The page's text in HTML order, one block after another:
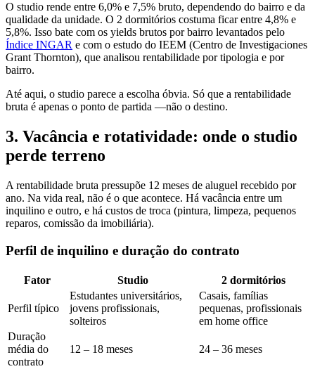
O studio rende entre 6,0% e 7,5% bruto, dependendo do bairro e da
qualidade da unidade. O 2 dormitórios costuma ficar entre 4,8% e
5,8%. Isso bate com os yields brutos por bairro levantados pelo
Índice INGAR e com o estudo do IEEM (Centro de Investigaciones
Grant Thornton), que analisou rentabilidade por tipologia e por
bairro.
Até aqui, o studio parece a escolha óbvia. Só que a rentabilidade
bruta é apenas o ponto de partida —não o destino.
3. Vacância e rotatividade: onde o studio
perde terreno
A rentabilidade bruta pressupõe 12 meses de aluguel recebido por
ano. Na vida real, não é o que acontece. Há vacância entre um
inquilino e outro, e há custos de troca (pintura, limpeza, pequenos
reparos, comissão da imobiliária).
Perfil de inquilino e duração do contrato
Fator Studio 2 dormitórios
Perfil típico
Estudantes universitários,
jovens profissionais,
solteiros
Casais, famílias
pequenas, profissionais
em home office
Duração
média do
contrato
12 – 18 meses 24 – 36 meses